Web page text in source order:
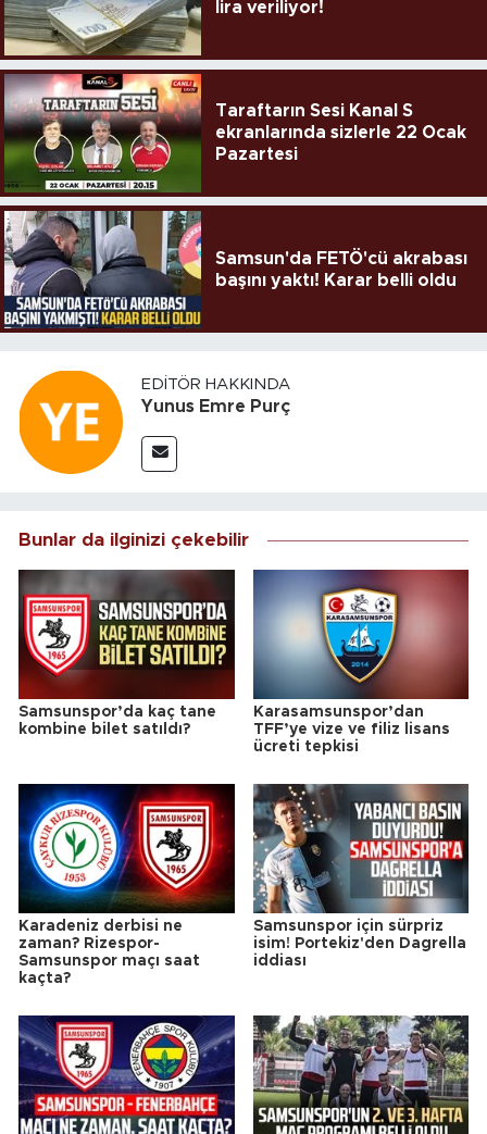
lira veriliyor!
Taraftarın Sesi Kanal S
ekranlarında sizlerle 22 Ocak
Pazartesi
Samsun'da FETÖ'cü akrabası
başını yaktı! Karar belli oldu
EDITÖR HAKKINDA
Yunus Emre Purç
Bunlar da ilginizi çekebilir
Samsunspor’da kaç tane
kombine bilet satıldı?
Karasamsunspor’dan
TFF’ye vize ve filiz lisans
ücreti tepkisi
Karadeniz derbisi ne
zaman? Rizespor-
Samsunspor maçı saat
kaçta?
Samsunspor için sürpriz
isim! Portekiz'den Dagrella
iddiası